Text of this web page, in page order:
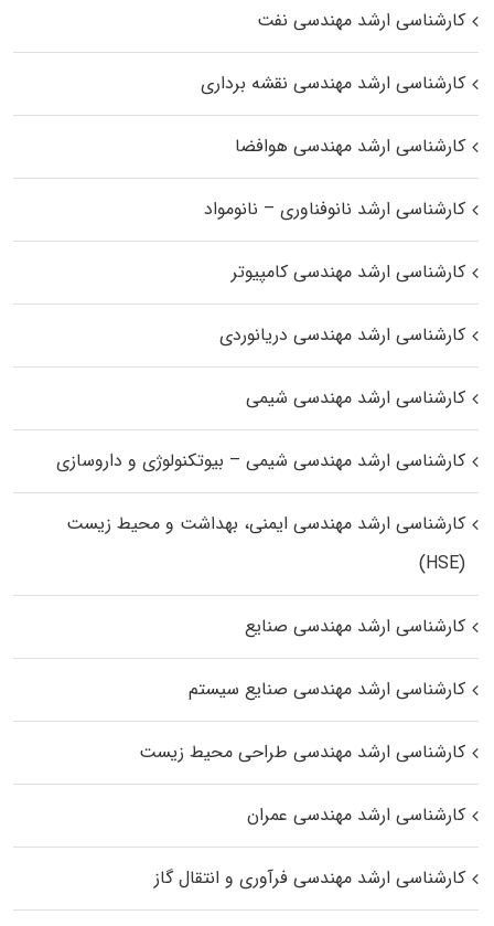
کارشناسی ارشد مهندسی نفت
کارشناسی ارشد مهندسی نقشه برداری
کارشناسی ارشد مهندسی هوافضا
کارشناسی ارشد نانوفناوری – نانومواد
کارشناسی ارشد مهندسی کامپیوتر
کارشناسی ارشد مهندسی دریانوردی
کارشناسی ارشد مهندسی شیمی
کارشناسی ارشد مهندسی شیمی – بیوتکنولوژی و داروسازی
کارشناسی ارشد مهندسی ایمنی، بهداشت و محیط زیست
(HSE)
کارشناسی ارشد مهندسی صنایع
کارشناسی ارشد مهندسی صنایع سیستم
کارشناسی ارشد مهندسی طراحی محیط زیست
کارشناسی ارشد مهندسی عمران
کارشناسی ارشد مهندسی فرآوری و انتقال گاز